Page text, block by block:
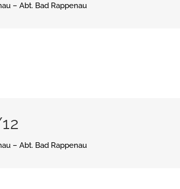
– Abt. Bad Rappenau
– Abt. Bad Rappenau